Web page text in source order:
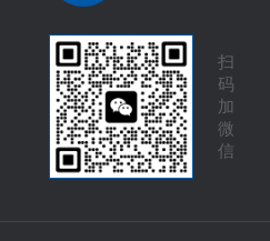
扫
码
加
微
信